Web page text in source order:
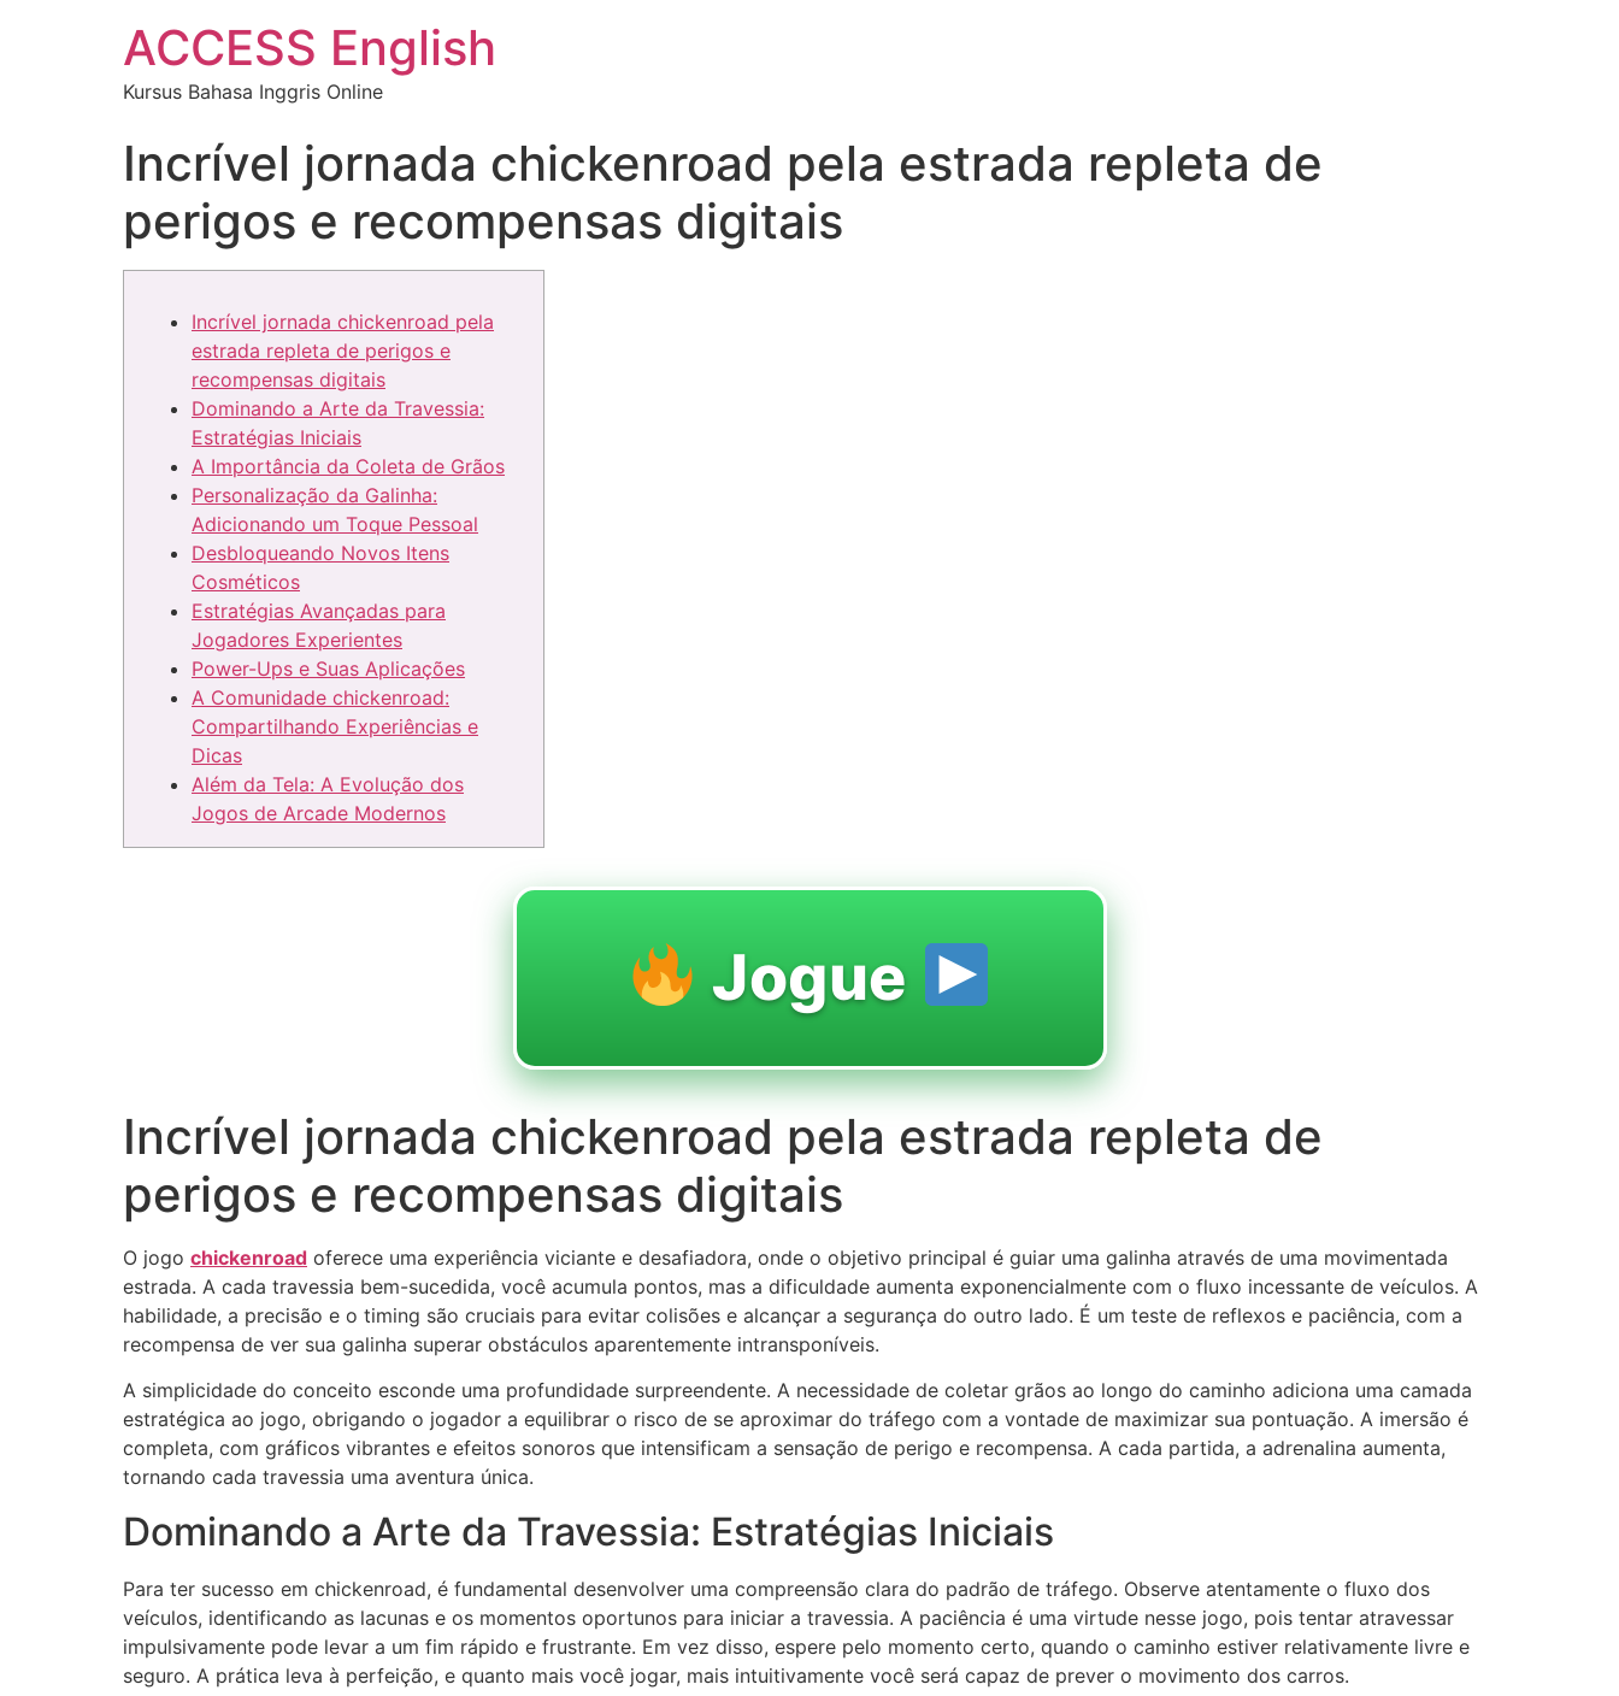
ACCESS English
Kursus Bahasa Inggris Online
Incrível jornada chickenroad pela estrada repleta de
perigos e recompensas digitais
Incrível jornada chickenroad pela
estrada repleta de perigos e
recompensas digitais
Dominando a Arte da Travessia:
Estratégias Iniciais
A Importância da Coleta de Grãos
Personalização da Galinha:
Adicionando um Toque Pessoal
Desbloqueando Novos Itens
Cosméticos
Estratégias Avançadas para
Jogadores Experientes
Power-Ups e Suas Aplicações
A Comunidade chickenroad:
Compartilhando Experiências e
Dicas
Além da Tela: A Evolução dos
Jogos de Arcade Modernos
Jogue
Incrível jornada chickenroad pela estrada repleta de
perigos e recompensas digitais
O jogo chickenroad oferece uma experiência viciante e desafiadora, onde o objetivo principal é guiar uma galinha através de uma movimentada
estrada. A cada travessia bem-sucedida, você acumula pontos, mas a dificuldade aumenta exponencialmente com o fluxo incessante de veículos. A
habilidade, a precisão e o timing são cruciais para evitar colisões e alcançar a segurança do outro lado. É um teste de reflexos e paciência, com a
recompensa de ver sua galinha superar obstáculos aparentemente intransponíveis.
A simplicidade do conceito esconde uma profundidade surpreendente. A necessidade de coletar grãos ao longo do caminho adiciona uma camada
estratégica ao jogo, obrigando o jogador a equilibrar o risco de se aproximar do tráfego com a vontade de maximizar sua pontuação. A imersão é
completa, com gráficos vibrantes e efeitos sonoros que intensificam a sensação de perigo e recompensa. A cada partida, a adrenalina aumenta,
tornando cada travessia uma aventura única.
Dominando a Arte da Travessia: Estratégias Iniciais
Para ter sucesso em chickenroad, é fundamental desenvolver uma compreensão clara do padrão de tráfego. Observe atentamente o fluxo dos
veículos, identificando as lacunas e os momentos oportunos para iniciar a travessia. A paciência é uma virtude nesse jogo, pois tentar atravessar
impulsivamente pode levar a um fim rápido e frustrante. Em vez disso, espere pelo momento certo, quando o caminho estiver relativamente livre e
seguro. A prática leva à perfeição, e quanto mais você jogar, mais intuitivamente você será capaz de prever o movimento dos carros.